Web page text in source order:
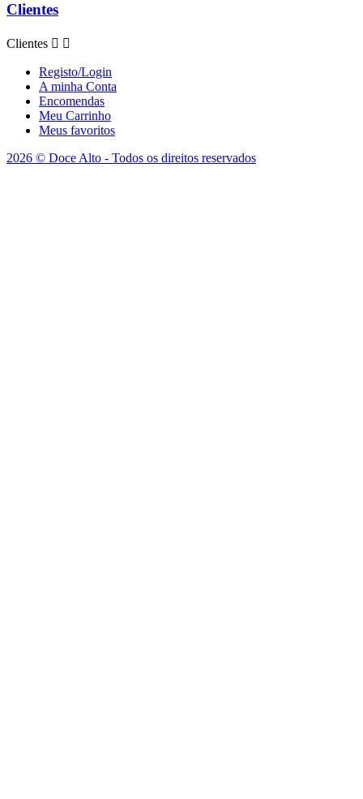
Clientes
Clientes  
Registo/Login
A minha Conta
Encomendas
Meu Carrinho
Meus favoritos
2026 © Doce Alto - Todos os direitos reservados